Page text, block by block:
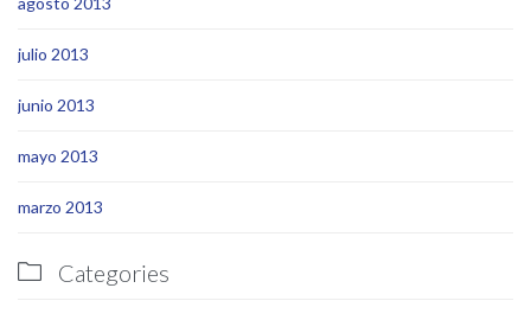
julio 2013
junio 2013
mayo 2013
marzo 2013
 Categories